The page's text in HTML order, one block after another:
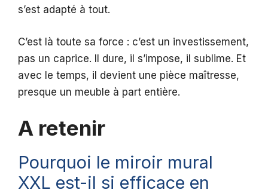
s’est adapté à tout.
C’est là toute sa force : c’est un investissement,
pas un caprice. Il dure, il s’impose, il sublime. Et
avec le temps, il devient une pièce maîtresse,
presque un meuble à part entière.
A retenir
Pourquoi le miroir mural
XXL est-il si efficace en